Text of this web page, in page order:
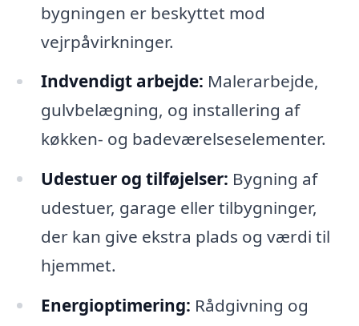
bygningen er beskyttet mod
vejrpåvirkninger.
Indvendigt arbejde: Malerarbejde,
gulvbelægning, og installering af
køkken- og badeværelseselementer.
Udestuer og tilføjelser: Bygning af
udestuer, garage eller tilbygninger,
der kan give ekstra plads og værdi til
hjemmet.
Energioptimering: Rådgivning og